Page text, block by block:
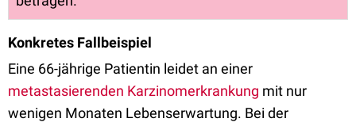
Konkretes Fallbeispiel
Eine 66-jährige Patientin leidet an einer
metastasierenden Karzinomerkrankung mit nur
wenigen Monaten Lebenserwartung. Bei der